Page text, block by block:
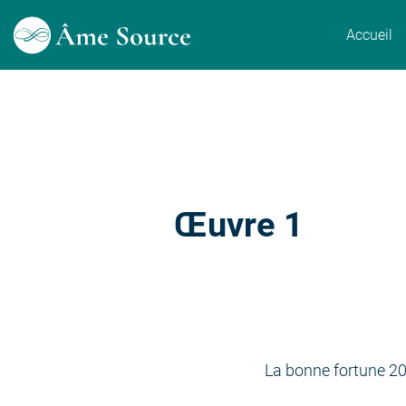
Accueil
Œuvre 1
La bonne fortune